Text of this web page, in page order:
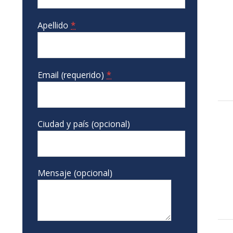
Apellido *
Email (requerido) *
Ciudad y país (opcional)
Mensaje (opcional)